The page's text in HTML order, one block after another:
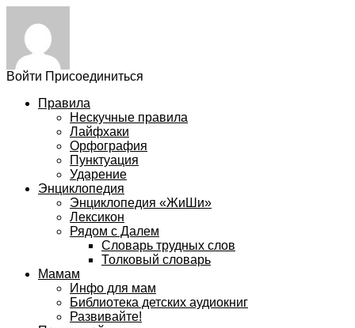
Войти Присоединиться
Правила
Нескучные правила
Лайфхаки
Орфография
Пунктуация
Ударение
Энциклопедия
Энциклопедия «ЖиШи»
Лексикон
Рядом с Далем
Словарь трудных слов
Толковый словарь
Мамам
Инфо для мам
Библиотека детских аудиокниг
Развивайте!